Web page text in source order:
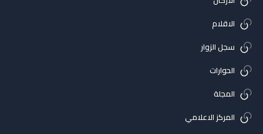
الاقلام
سجل الزوار
الحوارات
المجلة
المركز الاعلامي